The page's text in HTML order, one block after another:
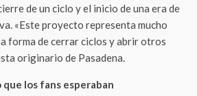
de un ciclo y el inicio de una era de
«Este proyecto representa mucho
forma de cerrar ciclos y abrir otros
originario de Pasadena.
los fans esperaban